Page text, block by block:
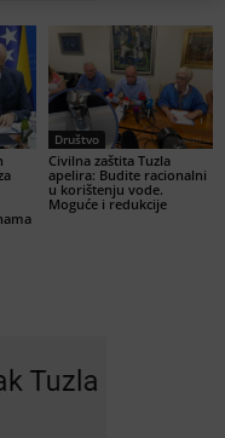
Društvo
Civilna zaštita Tuzla
apelira: Budite racionalni
u korištenju vode.
Moguće i redukcije